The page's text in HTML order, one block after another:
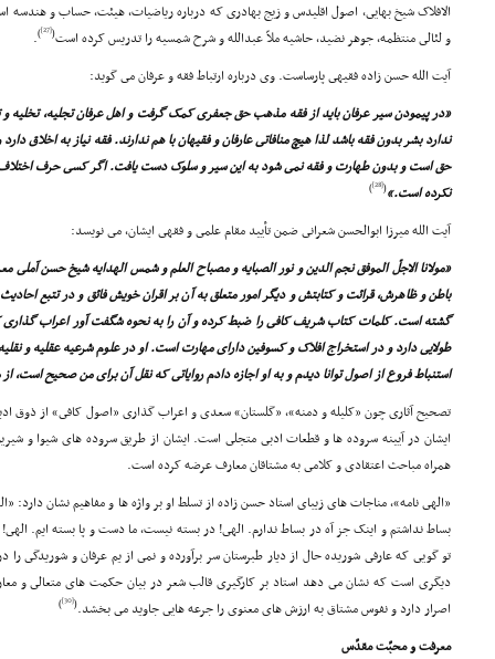
الافلاک شیخ بهایى، اصول اقلیدس و زیج بهادرى که درباره ریاضیات، هیئت، حساب و
و لئالى منتظمه، جوهر نضید، حاشیه ملاّ عبدالله و شرح شمسیه را تدریس کرده است(
[27]
)
.
آیت الله حسن زاده فقیهى پارساست. وى درباره ارتباط فقه و عرفان مى گوید:
«در پیمودن سیر عرفان باید از فقه مذهب حق جعفرى کمک گرفت و اهل عرفان تجلیه، تخلیه و
ندارد بشر بدون فقه باشد لذا هیچ منافاتى عارفان و فقیهان با هم ندارند. فقه نیاز به اخلاق
حق است و بدون طهارت و فقه نمى شود به این سیر و سلوک دست یافت. اگر کسى حرف اختلاف
نکرده است.»(
[28]
)
آیت الله میرزا ابوالحسن شعرانى ضمن تأیید مقام علمى و فقهى ایشان، مى نویسد:
«مولانا الاجلّ الموفق نجم الدین و نور الصبایه و مصباح العلم و شمس الهدایه شیخ حسن
باطن و ظاهرش، قرائت و کتابتش و دیگر امور متعلق به آن بر اقران خویش فائق و در تتبع
گشته است. کلمات کتاب شریف کافى را ضبط کرده و آن را به نحوه شگفت آور اعراب گذارى
طولایى دارد و در استخراج افلاک و کسوفین داراى مهارت است. او در علوم شرعیه عقلیه و
استنباط فروع از اصول توانا دیدم و به او اجازه دادم روایاتى که نقل آن براى من صحیح است،
تصحیح آثارى چون «کلیله و دمنه»، «گلستان» سعدى و اعراب گذارى «اصول کافى» از ذوق
ایشان در آیینه سروده ها و قطعات ادبى متجلى است. ایشان از طریق سروده هاى شیوا و
همراه مباحث اعتقادى و کلامى به مشتاقان معارف عرضه کرده است.
«الهى نامه»، مناجات هاى زیباى استاد حسن زاده از تسلط او بر واژه ها و مفاهیم نشان دارد:
بساط نداشتم و اینک جز آه در بساط ندارم. الهى! در بسته نیست، ما دست و پا بسته ایم.
تو گویى که عارفى شوریده حال از دیار طبرستان سر برآورده و نمى از یم عرفان و شوریدگى
دیگرى است که نشان مى دهد استاد بر کارگیرى قالب شعر در بیان حکمت هاى متعالى و
اصرار دارد و نفوس مشتاق به ارزش هاى معنوى را جرعه هایى جاوید مى بخشد.(
[30]
)
معرفت و محبّت مقدّس